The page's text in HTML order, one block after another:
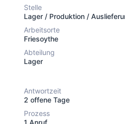
Stelle
Lager / Produktion /
Arbeitsorte
Friesoythe
Abteilung
Lager
Antwortzeit
2 offene Tage
Prozess
1 Anruf